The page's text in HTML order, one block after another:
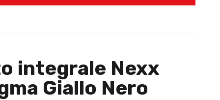
integrale Nexx
Giallo Nero